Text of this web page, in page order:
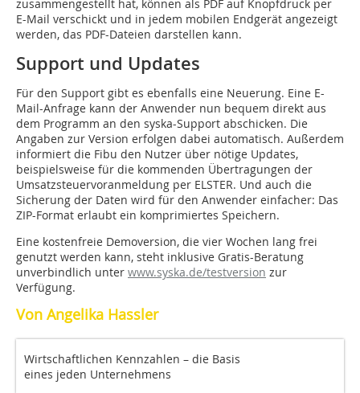
zusammengestellt hat, können als PDF auf Knopfdruck per
E-Mail verschickt und in jedem mobilen Endgerät angezeigt
werden, das PDF-Dateien darstellen kann.
Support und Updates
Für den Support gibt es ebenfalls eine Neuerung. Eine E-
Mail-Anfrage kann der Anwender nun bequem direkt aus
dem Programm an den syska-Support abschicken. Die
Angaben zur Version erfolgen dabei automatisch. Außerdem
informiert die Fibu den Nutzer über nötige Updates,
beispielsweise für die kommenden Übertragungen der
Umsatzsteuervoranmeldung per ELSTER. Und auch die
Sicherung der Daten wird für den Anwender einfacher: Das
ZIP-Format erlaubt ein komprimiertes Speichern.
Eine kostenfreie Demoversion, die vier Wochen lang frei
genutzt werden kann, steht inklusive Gratis-Bera­tung
unverbindlich unter www.syska.de/testversion zur
Verfügung.
Von Angelika Hassler
Wirtschaftlichen Kennzahlen – die Basis
eines jeden Unternehmens